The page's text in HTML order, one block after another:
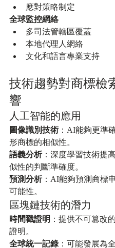
應對策略制定
全球監控網絡
多司法管轄區覆蓋
本地代理人網絡
文化和語言專業支持
技術趨勢對商標檢
響
人工智能的應用
圖像識別技術 ：AI能夠更準
形商標的相似性。
語義分析：深度學習技術提
似性的判斷準確度。
預測分析：AI能夠預測商標
可能性。
區塊鏈技術的潛力
時間戳證明 ：提供不可篡改
證明。
全球統一記錄：可能發展為